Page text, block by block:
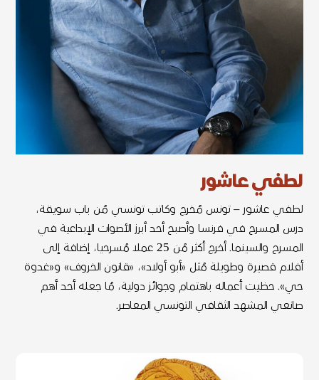
لطفي عاشور
لطفي عاشور – تونس مُخرج وكاتب تونسي مُن باب سويقة،
درس المسرح في فرنسا وأصبح أحد أبرز الأصوات الإبداعية في
المسرح والسينما. أخرج أكثر مُن 25 عملا مُسرحيا، إضافة إلى
أفلام قصيرة وطويلة مُثل «أبو أولاد»، «قانون الخروف» و«غدوة
حي». حظيت أعماله باهتمام وجوائز دولية، مُا جعله أحد أهم
صانعي المشهد الثقافي التونسي المعاصر.